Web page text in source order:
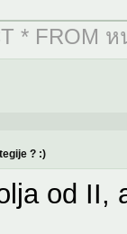
* FROM
? :)
od II,